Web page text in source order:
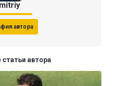
автора
автора